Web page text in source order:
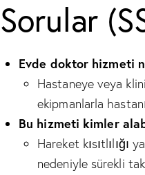
Sorular
Evde doktor hizmeti
Hastaneye veya
ekipmanlarla
Bu hizmeti kimler
Hareket kısıtlılığı
nedeniyle sürekli